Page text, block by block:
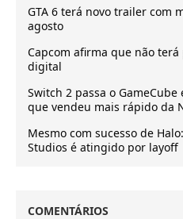
GTA 6 terá novo trailer com
agosto
Capcom afirma que não
digital
Switch 2 passa o
que vendeu mais rápido da
Mesmo com sucesso de
Studios é atingido por layoff
COMENTÁRIOS